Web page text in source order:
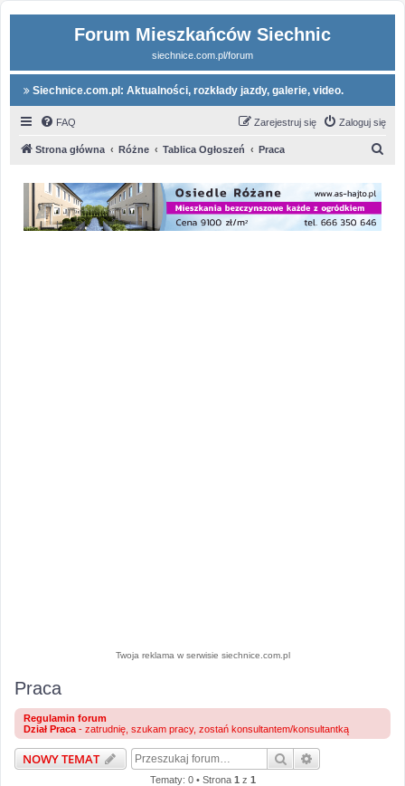
Forum Mieszkańców Siechnic
siechnice.com.pl/forum
Siechnice.com.pl: Aktualności, rozkłady jazdy, galerie, video.
FAQ Zaloguj się
Zarejestruj się
Strona główna Różne Tablica Ogłoszeń Praca
Twoja reklama w serwisie siechnice.com.pl
Praca
Regulamin forum
Dział Praca - zatrudnię, szukam pracy, zostań konsultantem/konsultantką
NOWY TEMAT Szukaj
Tematy: 0 • Strona 1 z 1